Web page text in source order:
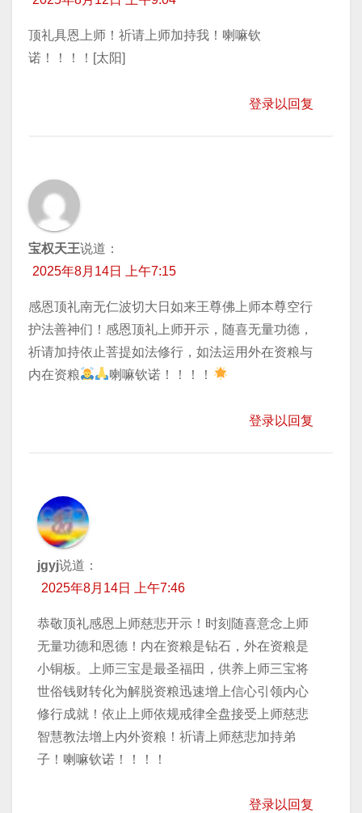
顶礼具恩上师！祈请上师加持我！喇嘛钦
诺！！！！[太阳]
登录以回复
宝权天王说道：
2025年8月14日 上午7:15
感恩顶礼南无仁波切大日如来王尊佛上师本尊空行
护法善神们！感恩顶礼上师开示，随喜无量功德，
祈请加持依止菩提如法修行，如法运用外在资粮与
内在资粮
喇嘛钦诺！！！！
登录以回复
jgyj说道：
2025年8月14日 上午7:46
恭敬顶礼感恩上师慈悲开示！时刻随喜意念上师
无量功德和恩德！内在资粮是钻石，外在资粮是
小铜板。上师三宝是最圣福田，供养上师三宝将
世俗钱财转化为解脱资粮迅速增上信心引领内心
修行成就！依止上师依规戒律全盘接受上师慈悲
智慧教法增上内外资粮！祈请上师慈悲加持弟
子！喇嘛钦诺！！！！
登录以回复